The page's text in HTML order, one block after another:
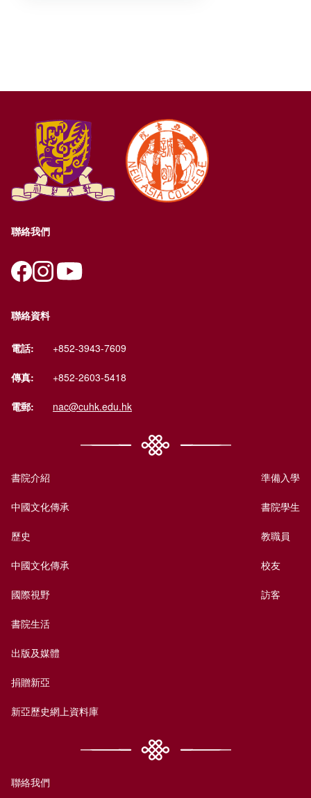
聯絡我們
聯絡資料
電話: +852-3943-7609
傳真: +852-2603-5418
電郵: nac@cuhk.edu.hk
書院介紹
中國文化傳承
歷史
中國文化傳承
國際視野
書院生活
出版及媒體
捐贈新亞
新亞歷史網上資料庫
準備入學
書院學生
教職員
校友
訪客
聯絡我們